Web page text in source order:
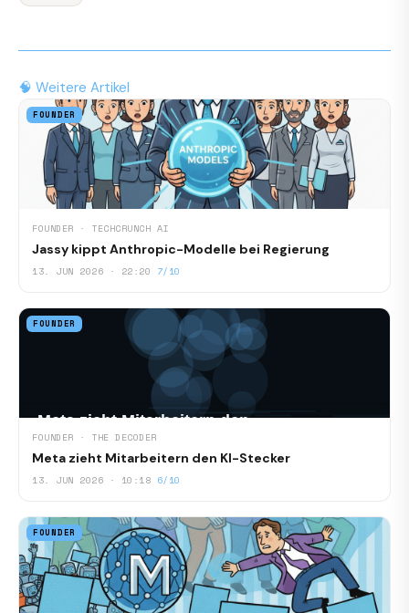
🧠 Weitere Artikel
FOUNDER
FOUNDER · TECHCRUNCH AI
Jassy kippt Anthropic-Modelle bei Regierung
13. JUN 2026 · 22:20 7/10
FOUNDER
FOUNDER · THE DECODER
Meta zieht Mitarbeitern den KI-Stecker
13. JUN 2026 · 10:18 6/10
FOUNDER